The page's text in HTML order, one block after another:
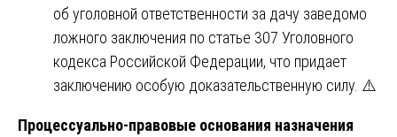
об уголовной ответственности за дачу заведомо
ложного заключения по статье 307 Уголовного
кодекса Российской Федерации, что придает
заключению особую доказательственную силу. ⚠️
Процессуально-правовые основания назначения